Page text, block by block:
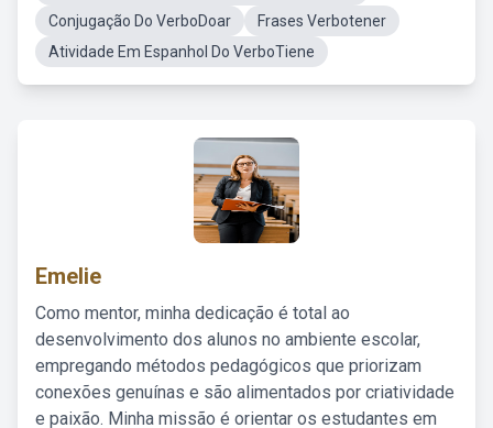
Conjugação Do VerboDoar
Frases Verbotener
Atividade Em Espanhol Do VerboTiene
Emelie
Como mentor, minha dedicação é total ao
desenvolvimento dos alunos no ambiente escolar,
empregando métodos pedagógicos que priorizam
conexões genuínas e são alimentados por criatividade
e paixão. Minha missão é orientar os estudantes em